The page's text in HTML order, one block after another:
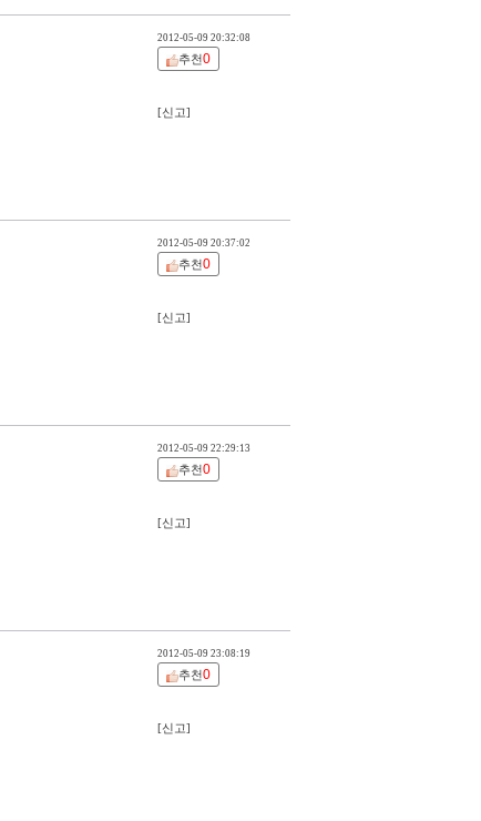
2012-05-09 20:32:08
추천0
[신고]
2012-05-09 20:37:02
추천0
[신고]
2012-05-09 22:29:13
추천0
[신고]
2012-05-09 23:08:19
추천0
[신고]